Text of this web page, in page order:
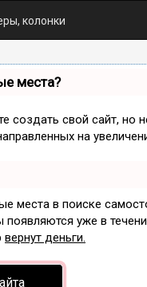
колонки
места?
создать свой сайт, но
на
места в поиске
появляются уже в
вернут деньги.